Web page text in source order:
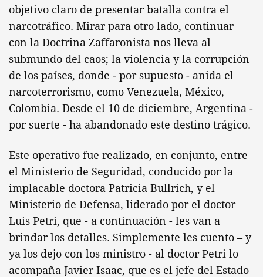
objetivo claro de presentar batalla contra el
narcotráfico. Mirar para otro lado, continuar
con la Doctrina Zaffaronista nos lleva al
submundo del caos; la violencia y la corrupción
de los países, donde - por supuesto - anida el
narcoterrorismo, como Venezuela, México,
Colombia. Desde el 10 de diciembre, Argentina -
por suerte - ha abandonado este destino trágico.
Este operativo fue realizado, en conjunto, entre
el Ministerio de Seguridad, conducido por la
implacable doctora Patricia Bullrich, y el
Ministerio de Defensa, liderado por el doctor
Luis Petri, que - a continuación - les van a
brindar los detalles. Simplemente les cuento – y
ya los dejo con los ministro - al doctor Petri lo
acompaña Javier Isaac, que es el jefe del Estado